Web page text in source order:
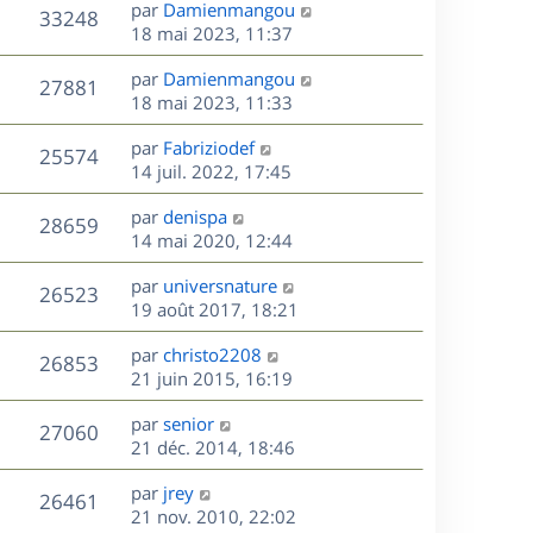
e
n
i
e
r
m
e
s
s
a
g
e
33248V
u
D
e
r
n
i
e
r
m
e
s
s
a
g
e
par Damienmangou
18 mai 2023, 11:37
27881
u
s
D
e
r
n
i
e
r
m
e
s
s
a
g
e
par Damienmangou
18 mai 2023, 11:33
25574V
u
s
D
e
r
n
i
e
r
m
e
s
s
a
g
e
par Fabriziodef
14 juil. 2022, 17:45
28659V
u
e
s
D
e
r
n
i
e
r
m
e
s
s
a
g
e
par denispa
14 mai 2020, 12:44
26523V
u
e
s
D
e
r
n
i
e
r
m
e
s
s
par universnature
19 août 2017, 18:21
26853V
u
D
e
r
n
i
e
r
m
par christo2208
21 juin 2015, 16:19
27060V
u
D
e
r
n
i
par senior
21 déc. 2014, 18:46
26461
D
e
par jrey
21 nov. 2010, 22:02